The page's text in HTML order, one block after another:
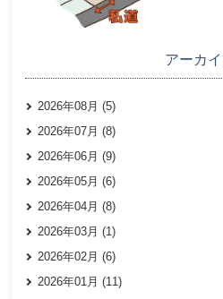
アーカ
2026年08月 (5)
2026年07月 (8)
2026年06月 (9)
2026年05月 (6)
2026年04月 (8)
2026年03月 (1)
2026年02月 (6)
2026年01月 (11)